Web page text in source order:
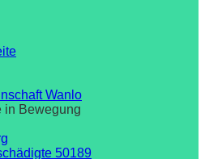
Wanlo
in Bewegung
50189